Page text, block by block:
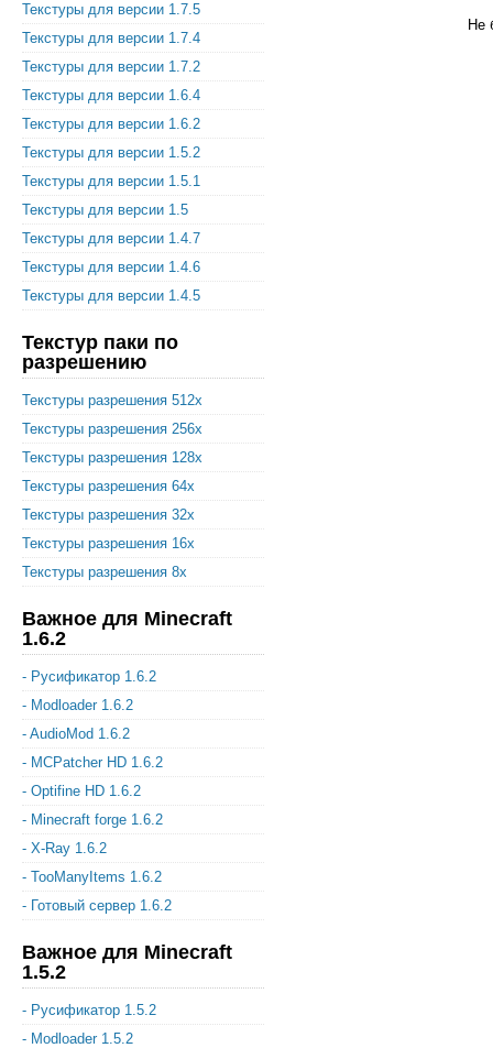
Текстуры для версии 1.7.5
Текстуры для версии 1.7.4
Текстуры для версии 1.7.2
Текстуры для версии 1.6.4
Текстуры для версии 1.6.2
Текстуры для версии 1.5.2
Текстуры для версии 1.5.1
Текстуры для версии 1.5
Текстуры для версии 1.4.7
Текстуры для версии 1.4.6
Текстуры для версии 1.4.5
Текстур паки по
разрешению
Текстуры разрешения 512x
Текстуры разрешения 256x
Текстуры разрешения 128x
Текстуры разрешения 64x
Текстуры разрешения 32x
Текстуры разрешения 16x
Текстуры разрешения 8x
Важное для Minecraft
1.6.2
- Русификатор 1.6.2
- Modloader 1.6.2
- AudioMod 1.6.2
- MCPatcher HD 1.6.2
- Optifine HD 1.6.2
- Minecraft forge 1.6.2
- X-Ray 1.6.2
- TooManyItems 1.6.2
- Готовый сервер 1.6.2
Важное для Minecraft
1.5.2
- Русификатор 1.5.2
- Modloader 1.5.2
Не